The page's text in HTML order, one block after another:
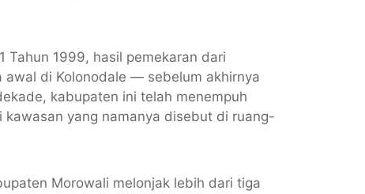
Tahun 1999, hasil pemekaran dari
awal di Kolonodale — sebelum akhirnya
kabupaten ini telah menempuh
yang namanya disebut di ruang-
Morowali melonjak lebih dari tiga